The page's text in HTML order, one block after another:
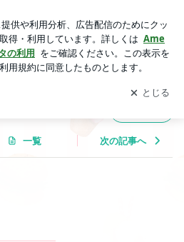
ブログの更新通知
を受け取りまし
開く
一覧 次の記事へ